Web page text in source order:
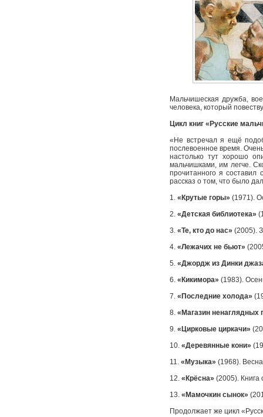
Мальчишеская дружба,
человека, который
Цикл книг «Русские
«Не встречал я ещё
послевоенное время.
настолько тут хорошо
мальчишками, им легче.
прочитанного я составил
рассказ о том, что было
1. «Крутые горы» (1971).
2. «Детская библиотека»
3. «Те, кто до нас» (2005).
4. «Лежачих не бьют»
5. «Джордж из Динки
6. «Кикимора» (1983).
7. «Последние холода»
8. «Магазин ненаглядных
9. «Цирковые циркачи»
10. «Деревянные кони»
11. «Музыка» (1968).
12. «Крёсна» (2005). Книга
13. «Мамочкин сынок»
Продолжает же цикл